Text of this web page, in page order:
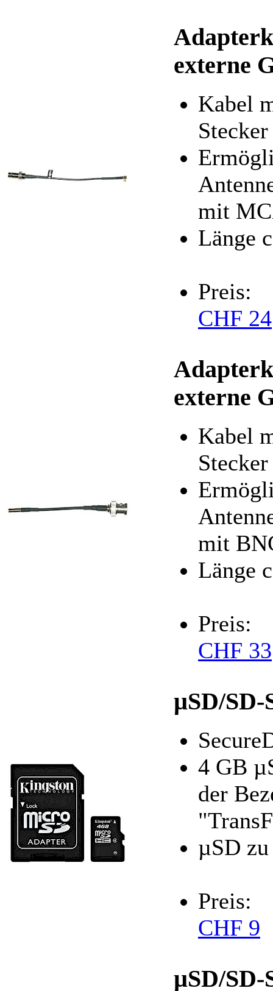
externe
Kabel
Stecker
mit
Länge
Preis:
CHF 24
externe
Kabel
Stecker
mit
Länge
Preis:
CHF 33
µSD/
4 GB
der
µSD
Preis:
CHF 9
µSD/